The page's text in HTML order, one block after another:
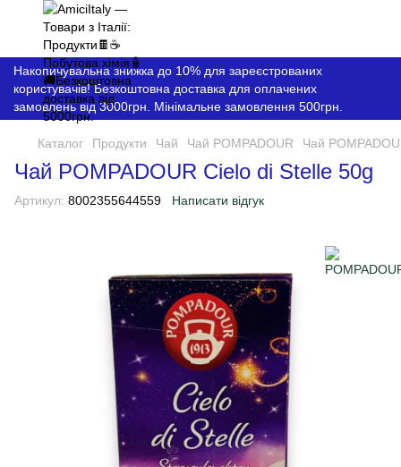
Накопичувальна знижка до 10% для зареєстрованих
користувачів! Безкоштовна доставка для оплачених
замовлень від 3000грн. Мінімальне замовлення 500грн.
Каталог Продукти Чай Чай POMPADOUR Чай
Чай POMPADOUR Cielo di Stelle 50g
Артикул: 8002355644559 Написати відгук